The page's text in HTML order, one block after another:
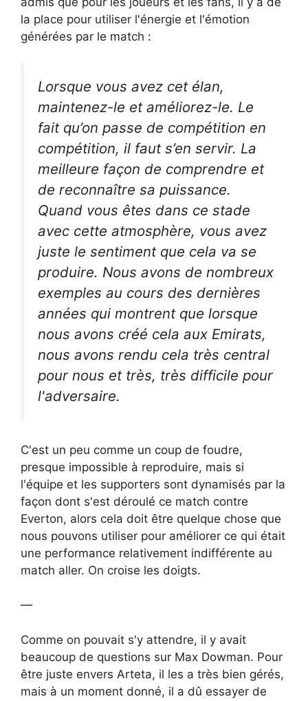
la place pour utiliser l'énergie et l'émotion
générées par le match :
Lorsque vous avez cet élan,
maintenez-le et améliorez-le. Le
fait qu’on passe de compétition en
compétition, il faut s’en servir. La
meilleure façon de comprendre et
de reconnaître sa puissance.
Quand vous êtes dans ce stade
avec cette atmosphère, vous avez
juste le sentiment que cela va se
produire. Nous avons de nombreux
exemples au cours des dernières
années qui montrent que lorsque
nous avons créé cela aux Emirats,
nous avons rendu cela très central
pour nous et très, très difficile pour
l'adversaire.
C'est un peu comme un coup de foudre,
presque impossible à reproduire, mais si
l'équipe et les supporters sont dynamisés par la
façon dont s'est déroulé ce match contre
Everton, alors cela doit être quelque chose que
nous pouvons utiliser pour améliorer ce qui était
une performance relativement indifférente au
match aller. On croise les doigts.
—
Comme on pouvait s'y attendre, il y avait
beaucoup de questions sur Max Dowman. Pour
être juste envers Arteta, il les a très bien gérés,
mais à un moment donné, il a dû essayer de